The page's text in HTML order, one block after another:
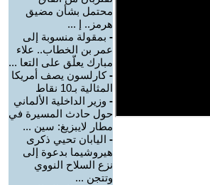
محتمل بشأن مضيق
هرمز.. إ ...
- بمقولة منسوبة إلى
عمر بن الخطاب.. علاء
مبارك يعلّق على التعا ...
-كارلسون يصف أمريكا
المثالية بـ10 نقاط
- وزير الداخلية الألماني
حول حادث المسيرة في
مطار لايبزيغ: سين ...
- اليابان تحيي ذكرى
هيروشيما بدعوة إلى
نزع السلاح النووي
وتتجن ...